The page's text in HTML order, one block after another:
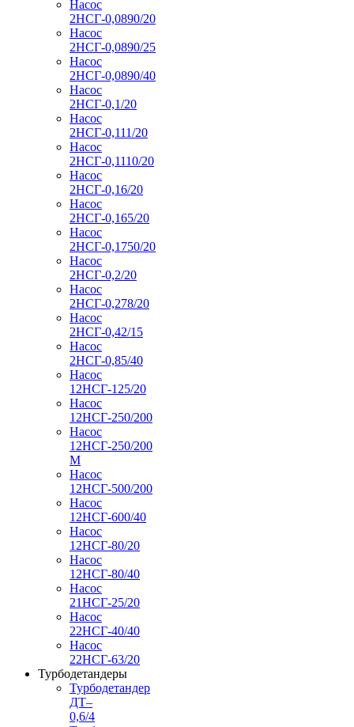
Насос
2НСГ-0,0890/20
Насос
2НСГ-0,0890/25
Насос
2НСГ-0,0890/40
Насос
2НСГ-0,1/20
Насос
2НСГ-0,111/20
Насос
2НСГ-0,1110/20
Насос
2НСГ-0,16/20
Насос
2НСГ-0,165/20
Насос
2НСГ-0,1750/20
Насос
2НСГ-0,2/20
Насос
2НСГ-0,278/20
Насос
2НСГ-0,42/15
Насос
2НСГ-0,85/40
Насос
12НСГ-125/20
Насос
12НСГ-250/200
Насос
12НСГ-250/200
М
Насос
12НСГ-500/200
Насос
12НСГ-600/40
Насос
12НСГ-80/20
Насос
12НСГ-80/40
Насос
21НСГ-25/20
Насос
22НСГ-40/40
Насос
22НСГ-63/20
Турбодетандеры
Турбодетандер
ДТ–
0,6/4